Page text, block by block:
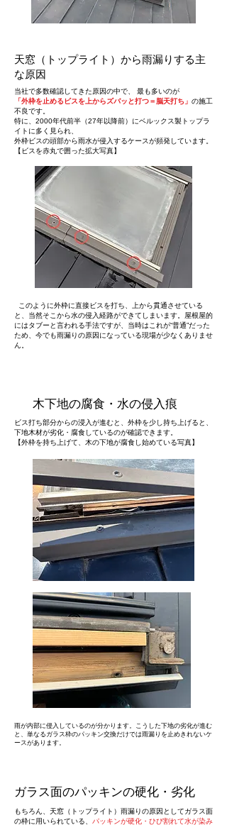
天窓（トップライト）から雨漏りする主
な原因
当社で多数確認してきた原因の中で、 最も多いのが
「外枠を止めるビスを上からズバッと打つ＝脳天打ち」 の施工
不良です。
特に、2000年代前半（27年以降前）にベルックス製トップラ
イトに多く見られ、
外枠ビスの頭部から雨水が侵入するケースが頻発しています。
【ビスを赤丸で囲った拡大写真】
このように外枠に直接ビスを打ち、上から貫通させている
と、当然そこから水の侵入経路ができてしまいます。屋根屋的
にはタブーと言われる手法ですが、当時はこれが“普通”だった
ため、今でも雨漏りの原因になっている現場が少なくありませ
ん。
木下地の腐食・水の侵入痕
ビス打ち部分からの浸入が進むと、外枠を少し持ち上げると、
下地木材が劣化・腐食しているのが確認できます。
【外枠を持ち上げて、木の下地が腐食し始めている写真】
雨が内部に侵入しているのが分かります。こうした下地の劣化が進む
と、単なるガラス枠のパッキン交換だけでは雨漏りを止めきれないケ
ースがあります。
ガラス面のパッキンの硬化・劣化
もちろん、天窓（トップライト）雨漏りの原因としてガラス面
の枠に用いられている、 パッキンが硬化・ひび割れて水が染み